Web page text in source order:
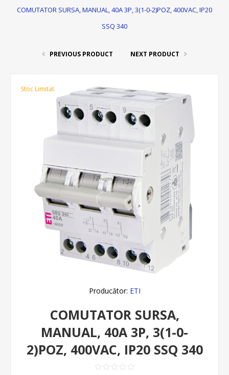
COMUTATOR SURSA, MANUAL, 40A 3P, 3(1-0-2)POZ, 400VAC, IP20
SSQ 340
PREVIOUS PRODUCT NEXT PRODUCT
Stoc Limitat
Producător: ETI
COMUTATOR SURSA,
MANUAL, 40A 3P, 3(1-0-
2)POZ, 400VAC, IP20 SSQ 340